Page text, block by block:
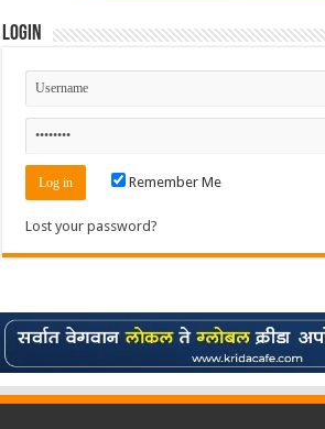
Login
Remember Me
Lost your password?